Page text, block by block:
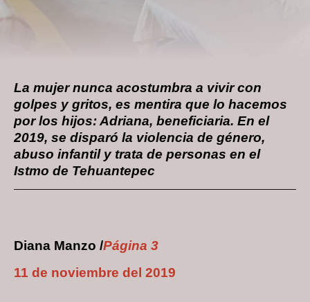
La mujer nunca acostumbra a vivir con
golpes y gritos, es mentira que lo hacemos
por los hijos: Adriana, beneficiaria. En el
2019, se disparó la violencia de género,
abuso infantil y trata de personas en el
Istmo de Tehuantepec
Diana Manzo /Página 3
11 de noviembre del 2019